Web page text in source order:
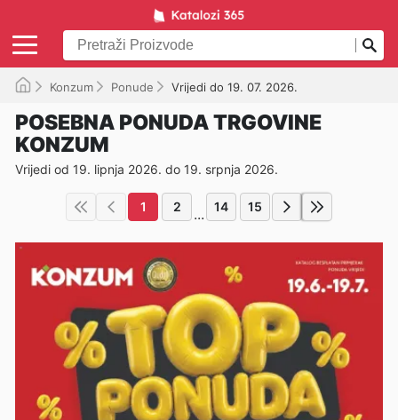
Konzum Ponude Vrijedi do 19. 07. 2026.
POSEBNA PONUDA TRGOVINE
KONZUM
Vrijedi od 19. lipnja 2026. do 19. srpnja 2026.
1 2 ... 14 15